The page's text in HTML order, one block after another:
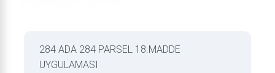
284 ADA 284 PARSEL 18.MADDE
UYGULAMASI